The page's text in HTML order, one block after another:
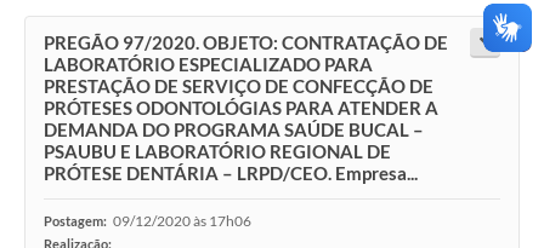
PREGÃO 97/2020. OBJETO: CONTRATAÇÃO DE
LABORATÓRIO ESPECIALIZADO PARA
PRESTAÇÃO DE SERVIÇO DE CONFECÇÃO DE
PRÓTESES ODONTOLÓGIAS PARA ATENDER A
DEMANDA DO PROGRAMA SAÚDE BUCAL –
PSAUBU E LABORATÓRIO REGIONAL DE
PRÓTESE DENTÁRIA – LRPD/CEO. Empresa...
Postagem: 09/12/2020 às 17h06
Realização: